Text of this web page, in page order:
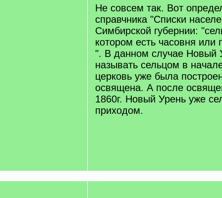
Не совсем так. Вот
справчника "Списки
Симбирской губернии:
котором есть часовня или
". В данном случае Новый
называть сельцом в
церковь уже была
освящена. А после
1860г. Новый Урень уже
приходом.